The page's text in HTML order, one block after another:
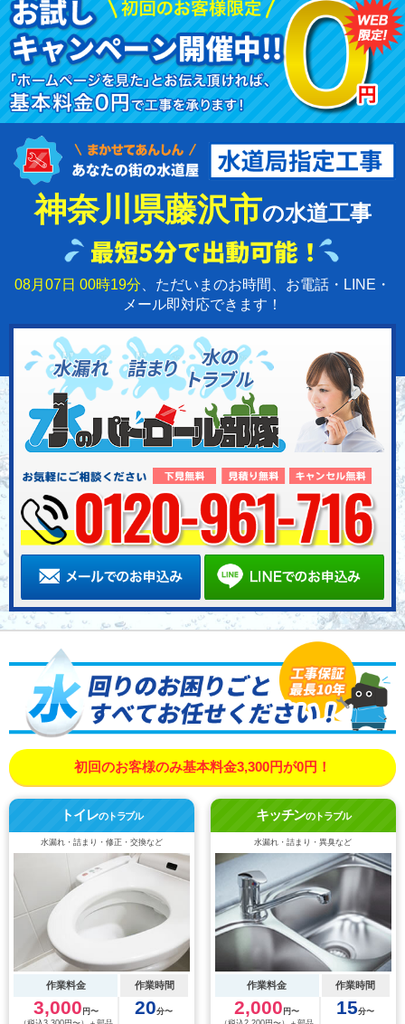
神奈川県藤沢市の水道工事
08月07日 00時19分 、ただいまのお時間、お電話・LINE・
メール即対応できます！
初回のお客様のみ基本料金3,300円が0円！
トイレのトラブル
水漏れ・詰まり・修正・交換など
作業料金 作業時間
3,000 円〜
20分〜
キッチンのトラブル
水漏れ・詰まり・異臭など
作業料金 作業時間
2,000 円〜
15分〜